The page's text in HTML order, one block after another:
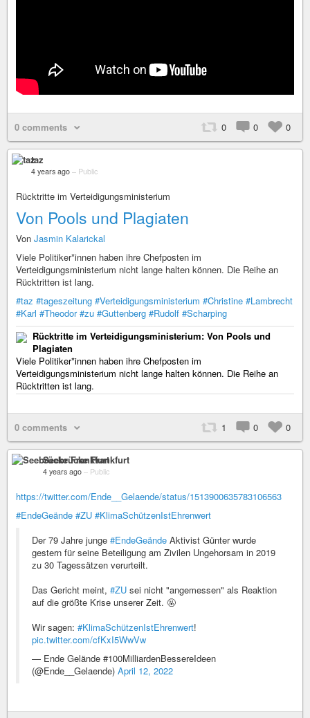
0 comments 0 0 0
taz
4 years ago – Public
Rücktritte im Verteidigungsministerium
Von Pools und Plagiaten
Von Jasmin Kalarickal
Viele Po­li­ti­ke­r*in­nen haben ihre Chefposten im
Verteidigungsministerium nicht lange halten können. Die Reihe an
Rücktritten ist lang.
#taz #tageszeitung #Verteidigungsministerium #Christine #Lambrecht
#Karl #Theodor #zu #Guttenberg #Rudolf #Scharping
Rücktritte im Verteidigungsministerium: Von Pools und
Plagiaten
Viele Po­li­ti­ke­r*in­nen haben ihre Chefposten im
Verteidigungsministerium nicht lange halten können. Die Reihe an
Rücktritten ist lang.
0 comments 1 0 0
Seebrücke Frankfurt
4 years ago – Public
https://twitter.com/Ende__Gelaende/status/1513900635783106563
#EndeGeände #ZU #KlimaSchützenIstEhrenwert
Der 79 Jahre junge #EndeGeände Aktivist Günter wurde
gestern für seine Beteiligung am Zivilen Ungehorsam in 2019
zu 30 Tagessätzen verurteilt.
Das Gericht meint, #ZU sei nicht "angemessen" als Reaktion
auf die größte Krise unserer Zeit. 🤬
Wir sagen: #KlimaSchützenIstEhrenwert!
pic.twitter.com/cfKxI5WwVw
— Ende Gelände #100MilliardenBessereIdeen
(@Ende__Gelaende) April 12, 2022